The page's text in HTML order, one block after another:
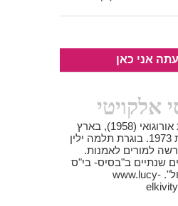
אני כאן
אלקויטי
ילידת אורוגואי (1958), בארץ
משנת 1973. בוגרת תלמה ילין
למורים לאמנות.
שנתיים ב"בסיס- בי"ס
לפיסול". www.lucy-